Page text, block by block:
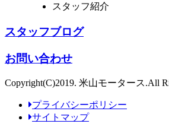
スタッフ紹介
スタッフブログ
お問い合わせ
Copyright(C)2019. 米山モータース.All
プライバシーポリシー
サイトマップ